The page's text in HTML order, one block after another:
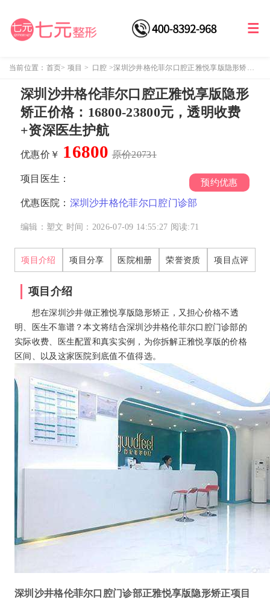
当前位置： 首页> 项目 > 口腔 >深圳沙井格伦菲尔口腔正雅悦享版隐形矫正
深圳沙井格伦菲尔口腔正雅悦享版隐形
矫正价格：16800-23800元，透明收费
+资深医生护航
优惠价￥ 16800 原价20731
项目医生：
优惠医院： 深圳沙井格伦菲尔口腔门诊部
预约优惠
编辑：塑文 时间：2026-07-09 14:55:27 阅读: 71
项目介绍 项目分享 医院相册 荣誉资质 项目点评
项目介绍
想在深圳沙井做正雅悦享版隐形矫正，又担心价格不透
明、医生不靠谱？本文将结合深圳沙井格伦菲尔口腔门诊部的
实际收费、医生配置和真实实例，为你拆解正雅悦享版的价格
区间、以及这家医院到底值不值得选。
深圳沙井格伦菲尔口腔门诊部正雅悦享版隐形矫正项目